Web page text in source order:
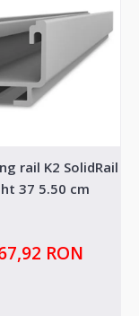
rail K2 SolidRail
37 5.50 cm
RON